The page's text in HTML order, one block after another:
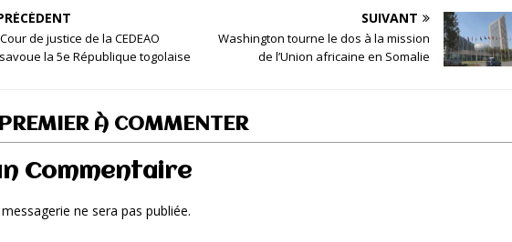
de justice de la CEDEAO
la 5e République togolaise
SUIVANT
Washington tourne le dos à la mission
de l’Union africaine en Somalie
À COMMENTER
Commentaire
ne sera pas publiée.